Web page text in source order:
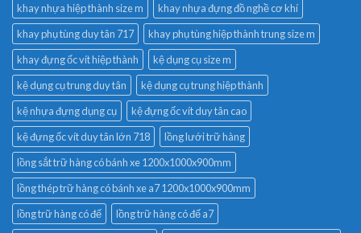
khay nhựa hiệp thành size m
khay nhựa đựng đồ nghề cơ khí
khay phụ tùng duy tân 717
khay phụ tùng hiệp thành trung size m
khay đựng ốc vít hiệp thành
kệ dụng cụ size m
kệ dụng cụ trung duy tân
kệ dụng cụ trung hiệp thành
kệ nhựa đựng dụng cụ
kệ đựng ốc vít duy tân cao
kệ đựng ốc vít duy tân lớn 718
lồng lưới trữ hàng
lồng sắt trữ hàng có bánh xe 1200x1000x900mm
lồng thép trữ hàng có bánh xe a7 1200x1000x900mm
lồng trữ hàng có đế
lồng trữ hàng có đế a7